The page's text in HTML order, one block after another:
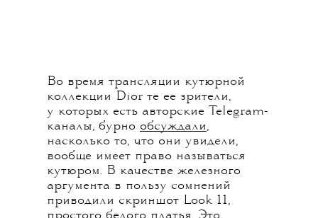
Во время трансляции кутюрной
коллекции Dior те ее зрители,
у которых есть авторские Telegram-
каналы, бурно обсуждали,
насколько то, что они увидели,
вообще имеет право называться
кутюром. В качестве железного
аргумента в пользу сомнений
приводили скриншот Look 11,